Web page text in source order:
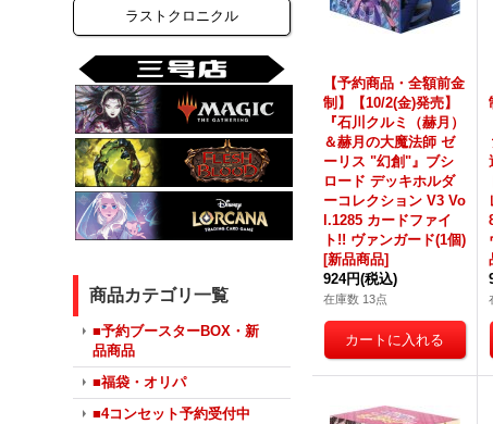
ラストクロニクル
商品カテゴリ一覧
■予約ブースターBOX・新
品商品
■福袋・オリパ
■4コンセット予約受付中
【予約商品・全額前金
制】【10/2(金)発売】
『石川クルミ（赫月）
＆赫月の大魔法師 ゼ
ーリス "幻創"』ブシ
ロード デッキホルダ
ーコレクション V3 Vo
l.1285 カードファイ
ト!! ヴァンガード(1個)
[新品商品]
924円(税込)
在庫数 13点